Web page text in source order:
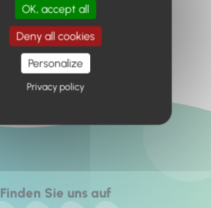
Retour à l'accueil
Finden Sie uns auf
OK, accept all
Deny all cookies
Personalize
Privacy policy